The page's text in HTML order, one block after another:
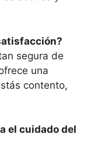
segura de
una
contento,
el cuidado del